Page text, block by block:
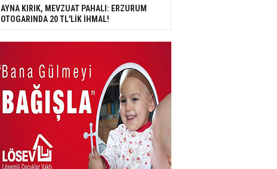
AYNA KIRIK, MEVZUAT PAHALI: ERZURUM
OTOGARINDA 20 TL'LİK İHMAL!